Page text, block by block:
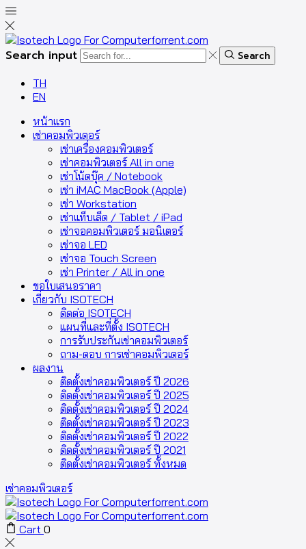
Search input Search
TH
EN
หน้าแรก
เช่าคอมพิวเตอร์
เช่าเครื่องคอมพิวเตอร์
เช่าคอมพิวเตอร์ All in one
เช่าโน้ตบุ๊ค / Notebook
เช่า iMAC MacBook (Apple)
เช่า Workstation
เช่าแท็บเล็ต / Tablet / iPad
เช่าจอคอมพิวเตอร์ มอนิเตอร์
เช่าจอ LED
เช่าจอ Touch Screen
เช่า Printer / All in one
ขอใบเสนอราคา
เกี่ยวกับ ISOTECH
ติดต่อ ISOTECH
แผนที่และที่ตั้ง ISOTECH
การรับประกันเช่าคอมพิวเตอร์
ถาม-ตอบ การเช่าคอมพิวเตอร์
ผลงาน
ติดตั้งเช่าคอมพิวเตอร์ ปี 2026
ติดตั้งเช่าคอมพิวเตอร์ ปี 2025
ติดตั้งเช่าคอมพิวเตอร์ ปี 2024
ติดตั้งเช่าคอมพิวเตอร์ ปี 2023
ติดตั้งเช่าคอมพิวเตอร์ ปี 2022
ติดตั้งเช่าคอมพิวเตอร์ ปี 2021
ติดตั้งเช่าคอมพิวเตอร์ ทั้งหมด
เช่าคอมพิวเตอร์
Cart 0